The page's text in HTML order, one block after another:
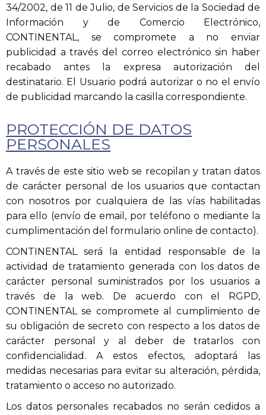
34/2002, de 11 de Julio, de Servicios de la Sociedad de
Información y de Comercio Electrónico,
CONTINENTAL, se compromete a no enviar
publicidad a través del correo electrónico sin haber
recabado antes la expresa autorización del
destinatario. El Usuario podrá autorizar o no el envío
de publicidad marcando la casilla correspondiente.
PROTECCIÓN DE DATOS
PERSONALES
A través de este sitio web se recopilan y tratan datos
de carácter personal de los usuarios que contactan
con nosotros por cualquiera de las vías habilitadas
para ello (envío de email, por teléfono o mediante la
cumplimentación del formulario online de contacto).
CONTINENTAL será la entidad responsable de la
actividad de tratamiento generada con los datos de
carácter personal suministrados por los usuarios a
través de la web. De acuerdo con el RGPD,
CONTINENTAL se compromete al cumplimiento de
su obligación de secreto con respecto a los datos de
carácter personal y al deber de tratarlos con
confidencialidad. A estos efectos, adoptará las
medidas necesarias para evitar su alteración, pérdida,
tratamiento o acceso no autorizado.
Los datos personales recabados no serán cedidos a